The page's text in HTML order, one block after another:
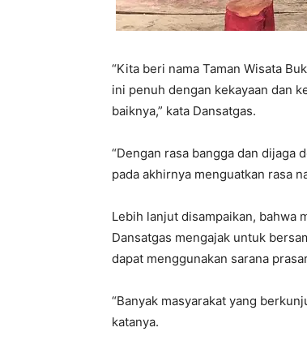
“Kita beri nama Taman Wisata
ini penuh dengan kekayaan dan
baiknya,” kata Dansatgas.
“Dengan rasa bangga dan dijaga
pada akhirnya menguatkan rasa
Lebih lanjut disampaikan, bahwa
Dansatgas mengajak untuk
dapat menggunakan sarana
“Banyak masyarakat yang
katanya.